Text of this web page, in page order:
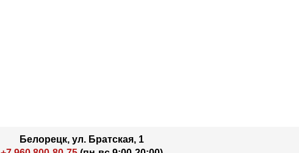
Белорецк, ул. Братская, 1